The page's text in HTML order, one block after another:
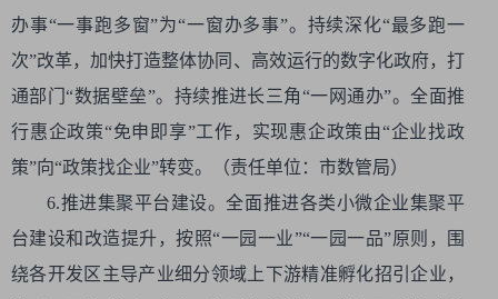
办事“一事跑多窗”为“一窗办多事”。持续深化“最多跑一
次”改革，加快打造整体协同、高效运行的数字化政府，打
通部门“数据壁垒”。持续推进长三角“一网通办”。全面推
行惠企政策“免申即享”工作，实现惠企政策由“企业找政
策”向“政策找企业”转变。（责任单位：市数管局）
6.推进集聚平台建设。全面推进各类小微企业集聚平
台建设和改造提升，按照“一园一业”“一园一品”原则，围
绕各开发区主导产业细分领域上下游精准孵化招引企业，